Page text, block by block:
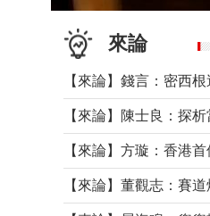
來論
【來論】董觀志：賽